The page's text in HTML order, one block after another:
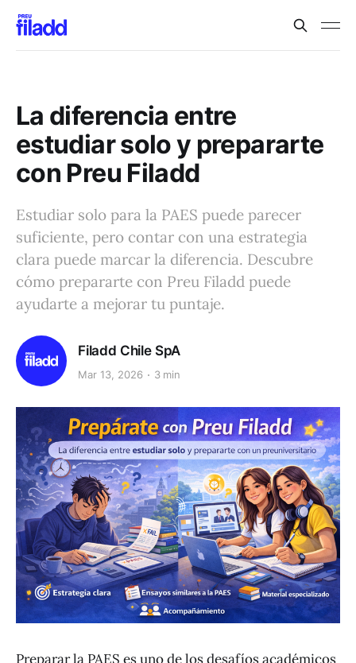
La diferencia entre
estudiar solo y prepararte
con Preu Filadd
Estudiar solo para la PAES puede parecer
suficiente, pero contar con una estrategia
clara puede marcar la diferencia. Descubre
cómo prepararte con Preu Filadd puede
ayudarte a mejorar tu puntaje.
Filadd Chile SpA
Mar 13, 2026 3 min
Preparar la PAES es uno de los desafíos académicos